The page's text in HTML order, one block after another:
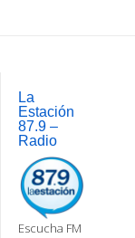
navigation
La
Estación
87.9 –
Radio
Escucha FM